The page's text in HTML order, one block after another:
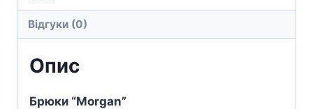
Відгуки (0)
Опис
Брюки “Morgan”